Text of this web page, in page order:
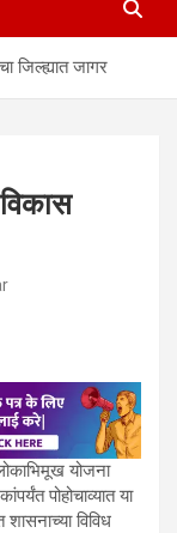
जिल्ह्यात जागर
योजना
पोहोचाव्यात या
विविध